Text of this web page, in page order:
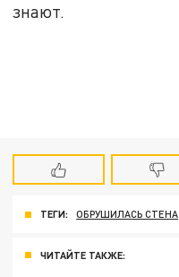
знают.
ТЕГИ: ОБРУШИЛАСЬ СТЕНА
ЧИТАЙТЕ ТАКЖЕ: